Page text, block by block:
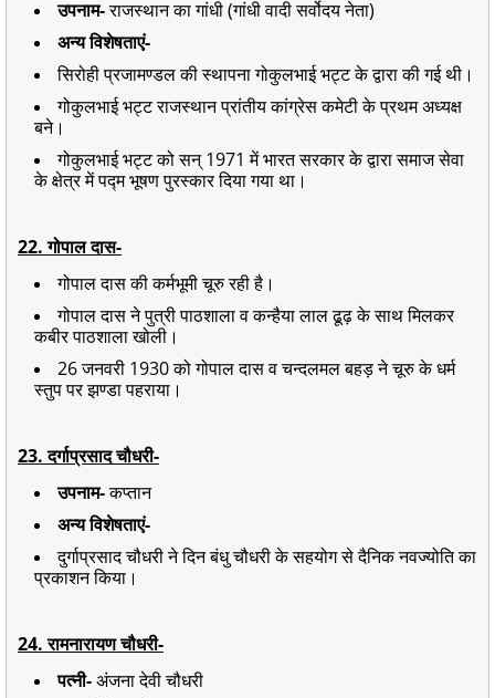
उपनाम-राजस्थान का गांधी(गांधी वादी सर्वोदय नेता)
अन्य विशेषताएं-
सिरोही प्रजामण्डल की स्थापना गोकुलभाई भट्ट के द्वारा की गई थी।
गोकुलभाई भट्ट राजस्थान प्रांतीय कांग्रेस कमेटी के प्रथम अध्यक्ष
बने।
गोकुलभाई भट्ट को सन् 1971 में भारत सरकार के द्वारा समाज सेवा
के क्षेत्र में पद्म भूषण पुरस्कार दिया गया था।
22. गोपाल दास-
गोपाल दास की कर्मभूमी चूरु रही है।
गोपाल दास ने पुत्री पाठशाला व कन्हैया लाल ढूढ़ के साथ मिलकर
कबीर पाठशाला खोली।
26 जनवरी 1930 को गोपाल दास व चन्दलमल बहड़ ने चूरु के धर्म
स्तुप पर झण्डा पहराया।
23. दर्गाप्रसाद चौधरी-
उपनाम-कप्तान
अन्य विशेषताएं-
दुर्गाप्रसाद चौधरी ने दिन बंधु चौधरी के सहयोग से दैनिक नवज्योति का
प्रकाशन किया।
24. रामनारायण चौधरी-
पत्नी-अंजना देवी चौधरी